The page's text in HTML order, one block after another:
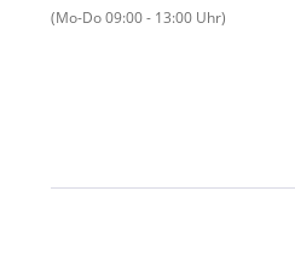
(Mo-Do 09:00 - 13:00 Uhr)